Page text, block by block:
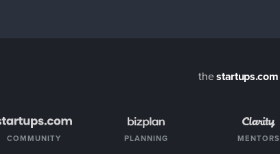
thestartups.com
COMMUNITY PLANNING MENTORS